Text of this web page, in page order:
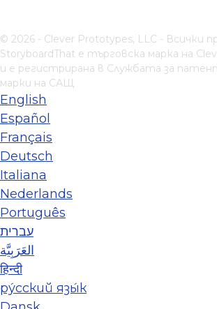
© 2026 - Clever Prototypes, LLC - Всички
StoryboardThat е търговска марка на
и е регистрирана в Службата за
марки на САЩ
English
Español
Français
Deutsch
Italiana
Nederlands
Português
עברית
العَرَبِيَّة
हिन्दी
ру́сский язы́к